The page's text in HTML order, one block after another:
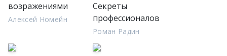
возражениями
Алексей Номейн
Секреты
профессионалов
Роман Радин